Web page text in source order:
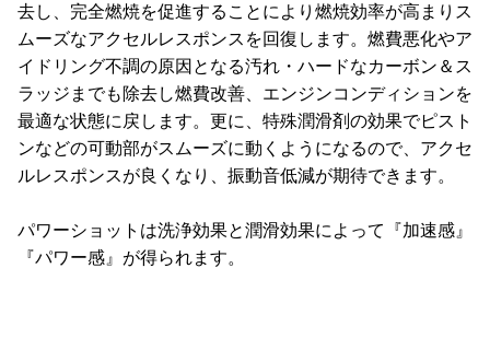
去し、完全燃焼を促進することにより燃焼効率が高まりス
ムーズなアクセルレスポンスを回復します。燃費悪化やア
イドリング不調の原因となる汚れ・ハードなカーボン＆ス
ラッジまでも除去し燃費改善、エンジンコンディションを
最適な状態に戻します。更に、特殊潤滑剤の効果でピスト
ンなどの可動部がスムーズに動くようになるので、アクセ
ルレスポンスが良くなり、振動音低減が期待できます。
パワーショットは洗浄効果と潤滑効果によって『加速感』
『パワー感』が得られます。